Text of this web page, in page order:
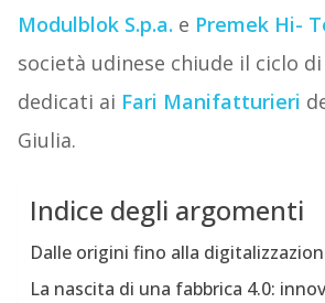
Modulblok S.p.a. e Premek Hi-
società udinese chiude il ciclo
dedicati ai Fari Manifatturieri
Giulia.
Indice degli argomenti
Dalle origini fino alla
La nascita di una fabbrica 4.0: